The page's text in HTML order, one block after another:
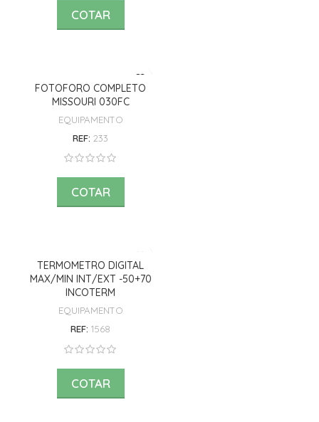
COTAR
FOTOFORO COMPLETO
MISSOURI 030FC
EQUIPAMENTO
REF: 233
COTAR
TERMOMETRO DIGITAL
MAX/MIN INT/EXT -50+70
INCOTERM
EQUIPAMENTO
REF: 1568
COTAR